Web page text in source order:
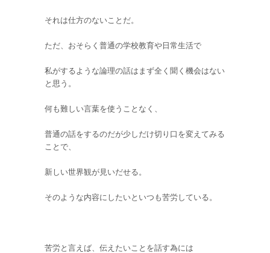
それは仕方のないことだ。
ただ、おそらく普通の学校教育や日常生活で
私がするような論理の話はまず全く聞く機会はない
と思う。
何も難しい言葉を使うことなく、
普通の話をするのだが少しだけ切り口を変えてみる
ことで、
新しい世界観が見いだせる。
そのような内容にしたいといつも苦労している。
苦労と言えば、伝えたいことを話す為には